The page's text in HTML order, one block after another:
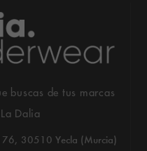
buscas de tus marcas
Dalia
76, 30510 Yecla (Murcia)